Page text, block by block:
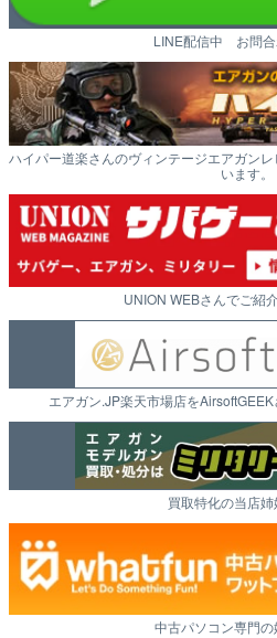
LINE配信中 お問合
ハイパー道楽さんのヴィンテージエアガン
います。
UNION WEBさんでご紹
エアガン.JP楽天市場店を
買取特化の当店姉
中古パソコン専門の